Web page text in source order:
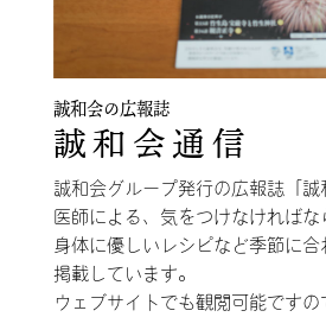
誠和会の広報誌
誠和会通信
誠和会グループ発行の広報誌「誠
医師による、気をつけなければ
身体に優しいレシピなど季節に
掲載しています。
ウェブサイトでも観閲可能です